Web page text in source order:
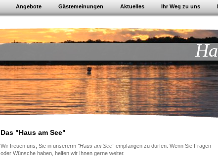
Angebote Gästemeinungen Aktuelles Ihr Weg zu uns
Das "Haus am See"
Wir freuen uns, Sie in unsererm "Haus am See"empfangen zu dürfen. Wenn Sie Fragen
oder Wünsche haben, helfen wir Ihnen gerne weiter.